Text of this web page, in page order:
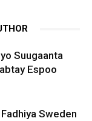
Suugaanta
Espoo
Sweden